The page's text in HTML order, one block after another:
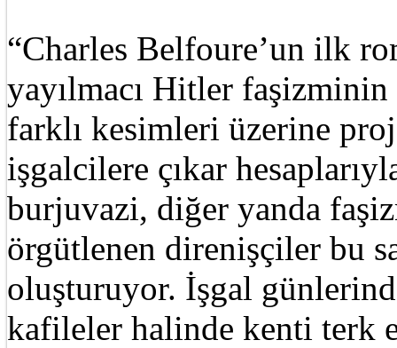
“Charles Belfoure’un ilk
yayılmacı Hitler
farklı kesimleri üzerine
işgalcilere çıkar
burjuvazi, diğer yanda
örgütlenen direnişçiler bu
oluşturuyor. İşgal
kafileler halinde kenti terk